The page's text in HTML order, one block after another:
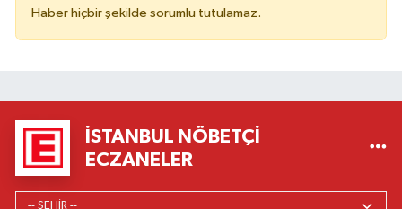
Haber hiçbir şekilde sorumlu tutulamaz.
İSTANBUL NÖBETÇI
ECZANELER